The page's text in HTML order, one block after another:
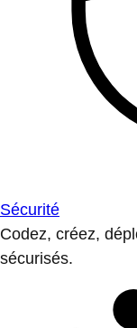
Sécurité
Codez, créez,
sécurisés.